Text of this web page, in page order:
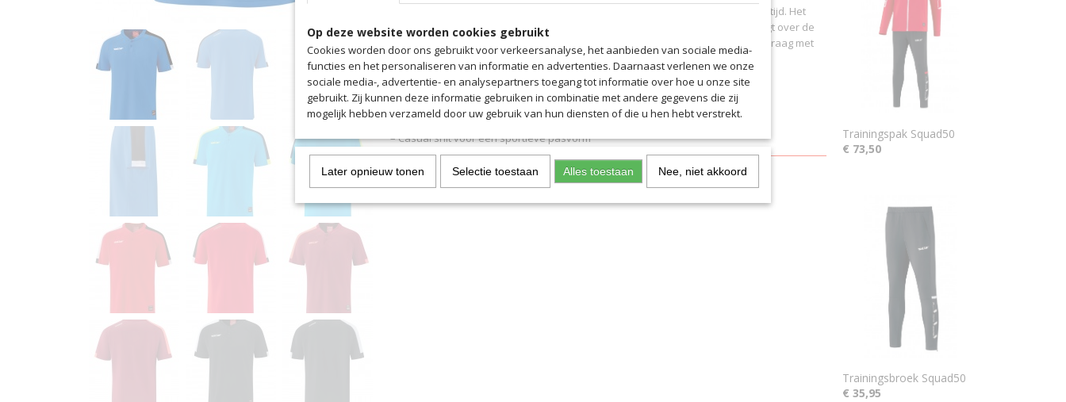
Productcode leverancier
7288
Onze Polo Squad 50 zorgt ervoor dat je er geweldig uitziet in sport en in je vrije tijd. Het
bijzonder lichte, zweetafvoerende en ademende S.Dry-Tech-materiaal overtuigt over de
hele linie. De polo wordt afgerond met een rechte zoom en een moderne polokraag met
knoopsluiting.
– Licht en slijtvast S.Dry
-Tech functioneel materiaal
– Moderne polokraag met knoopsluiting
– Casual snit voor een sportieve pasvorm
Trainingspak Squad50
€ 73,50
Trainingsbroek Squad50
€ 35,95
Op deze website worden cookies gebruikt
Cookies worden door ons gebruikt voor verkeersanalyse, het aanbieden van sociale media-
functies en het personaliseren van informatie en advertenties. Daarnaast verlenen we onze
sociale media-, advertentie- en analysepartners toegang tot informatie over hoe u onze site
gebruikt. Zij kunnen deze informatie gebruiken in combinatie met andere gegevens die zij
mogelijk hebben verzameld door uw gebruik van hun diensten of die u hen hebt verstrekt.
Later opnieuw tonen Selectie toestaan Alles toestaan Nee, niet akkoord